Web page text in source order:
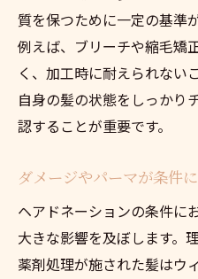
質を保つために一定の基準
例えば、ブリーチや縮毛矯
く、加工時に耐えられない
自身の髪の状態をしっかり
認することが重要です。
ダメージやパーマが条件
ヘアドネーションの条件に
大きな影響を及ぼします。
薬剤処理が施された髪はウ